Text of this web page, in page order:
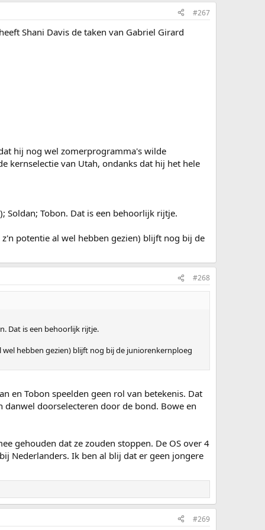
#267
Shani Davis de taken van Gabriel Girard
hij nog wel zomerprogramma's wilde
kernselectie van Utah, ondanks dat hij het hele
Soldan; Tobon. Dat is een behoorlijk rijtje.
potentie al wel hebben gezien) blijft nog bij de
#268
Dat is een behoorlijk rijtje.
hebben gezien) blijft nog bij de juniorenkernploeg
en Tobon speelden geen rol van betekenis. Dat
danwel doorselecteren door de bond. Bowe en
gehouden dat ze zouden stoppen. De OS over 4
Nederlanders. Ik ben al blij dat er geen jongere
#269